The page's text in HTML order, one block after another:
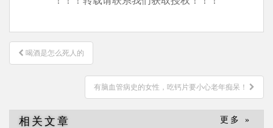
文
章
喝酒是怎么死人的
有脑血管病史的女性，吃钙片要小心老年痴呆！
相关文章 更多 »